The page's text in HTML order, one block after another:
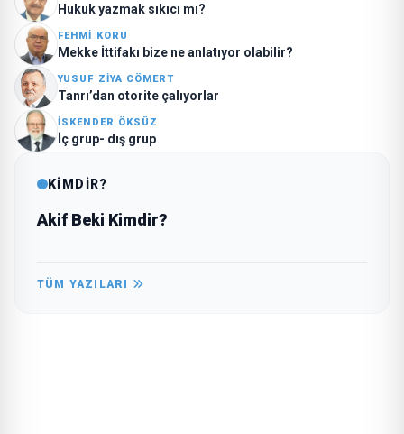
Hukuk yazmak sıkıcı mı?
FEHMI KORU
Mekke İttifakı bize ne anlatıyor olabilir?
YUSUF ZIYA CÖMERT
Tanrı’dan otorite çalıyorlar
İSKENDER ÖKSÜZ
İç grup- dış grup
KİMDİR?
Akif Beki Kimdir?
TÜM YAZILARI